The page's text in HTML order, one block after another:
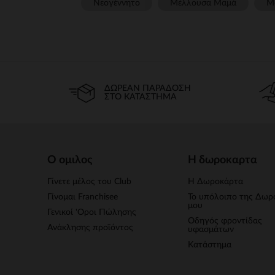
ΔΩΡΕΆΝ ΠΑΡΆΔΟΣΗ
ΣΤΟ ΚΑΤΆΣΤΗΜΑ
Ο ομιλος
Γίνετε μέλος του Club
Γίνομαι Franchisee
Γενικοί 'Οροι Πώλησης
Ανάκλησης προϊόντος
Η δωροκαρτα
Η Δωροκάρτα
Το υπόλοιπο της
μου
Οδηγός φροντίδας
υφασμάτων
Κατάστημα